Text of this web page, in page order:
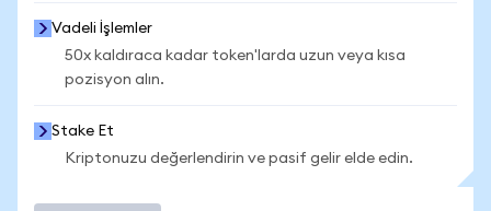
Vadeli İşlemler
50x kaldıraca kadar token'larda uzun veya kısa
pozisyon alın.
Stake Et
Kriptonuzu değerlendirin ve pasif gelir elde edin.